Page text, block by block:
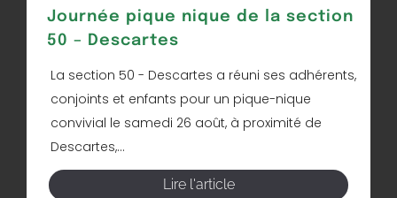
Journée pique nique de la section
50 – Descartes
La section 50 - Descartes a réuni ses adhérents,
conjoints et enfants pour un pique-nique
convivial le samedi 26 août, à proximité de
Descartes,...
Lire l'article